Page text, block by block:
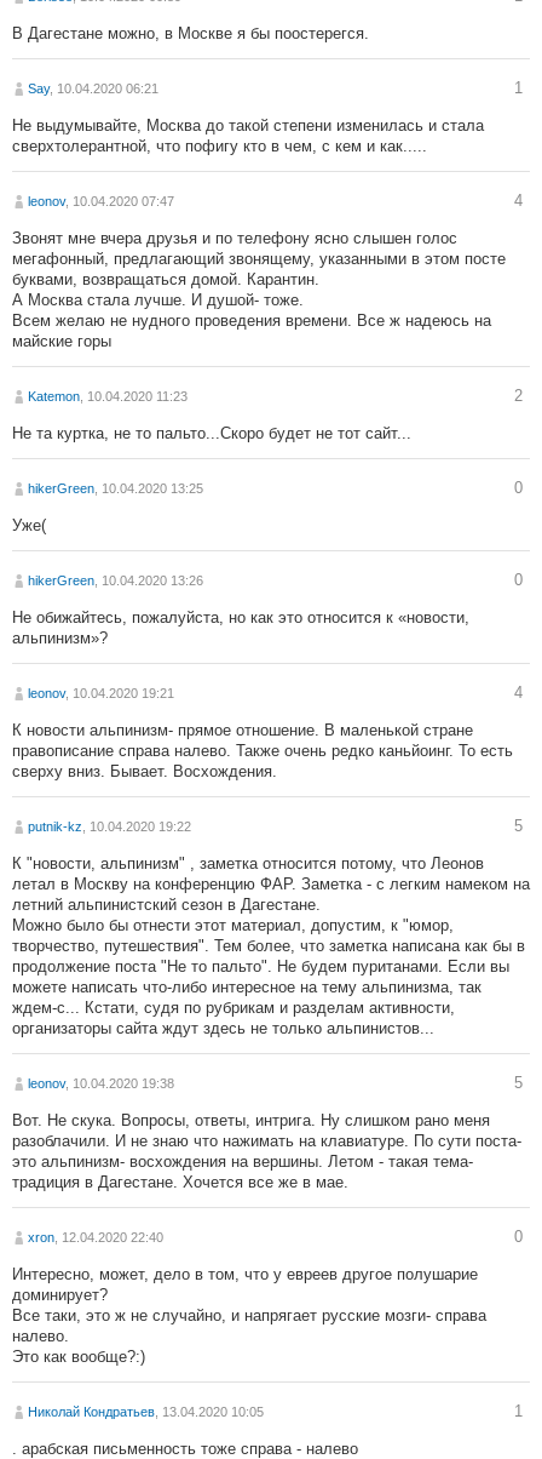
В Дагестане можно, в Москве я бы поостерегся.
Say, 10.04.2020 06:21 1
Не выдумывайте, Москва до такой степени изменилась и стала
сверхтолерантной, что пофигу кто в чем, с кем и как.....
leonov, 10.04.2020 07:47 4
Звонят мне вчера друзья и по телефону ясно слышен голос
мегафонный, предлагающий звонящему, указанными в этом посте
буквами, возвращаться домой. Карантин.
А Москва стала лучше. И душой- тоже.
Всем желаю не нудного проведения времени. Все ж надеюсь на
майские горы
Katemon , 10.04.2020 11:23 2
Не та куртка, не то пальто...Скоро будет не тот сайт...
hikerGreen , 10.04.2020 13:25 0
Уже(
hikerGreen , 10.04.2020 13:26 0
Не обижайтесь, пожалуйста, но как это относится к «новости,
альпинизм»?
leonov, 10.04.2020 19:21 4
К новости альпинизм- прямое отношение. В маленькой стране
правописание справа налево. Также очень редко каньйоинг. То есть
сверху вниз. Бывает. Восхождения.
putnik-kz , 10.04.2020 19:22 5
К "новости, альпинизм" , заметка относится потому, что Леонов
летал в Москву на конференцию ФАР. Заметка - с легким намеком на
летний альпинистский сезон в Дагестане.
Можно было бы отнести этот материал, допустим, к "юмор,
творчество, путешествия". Тем более, что заметка написана как бы в
продолжение поста "Не то пальто". Не будем пуританами. Если вы
можете написать что-либо интересное на тему альпинизма, так
ждем-с... Кстати, судя по рубрикам и разделам активности,
организаторы сайта ждут здесь не только альпинистов...
leonov, 10.04.2020 19:38 5
Вот. Не скука. Вопросы, ответы, интрига. Ну слишком рано меня
разоблачили. И не знаю что нажимать на клавиатуре. По сути поста-
это альпинизм- восхождения на вершины. Летом - такая тема-
традиция в Дагестане. Хочется все же в мае.
xron , 12.04.2020 22:40 0
Интересно, может, дело в том, что у евреев другое полушарие
доминирует?
Все таки, это ж не случайно, и напрягает русские мозги- справа
налево.
Это как вообще?:)
Николай Кондратьев , 13.04.2020 10:05 1
. арабская письменность тоже справа - налево